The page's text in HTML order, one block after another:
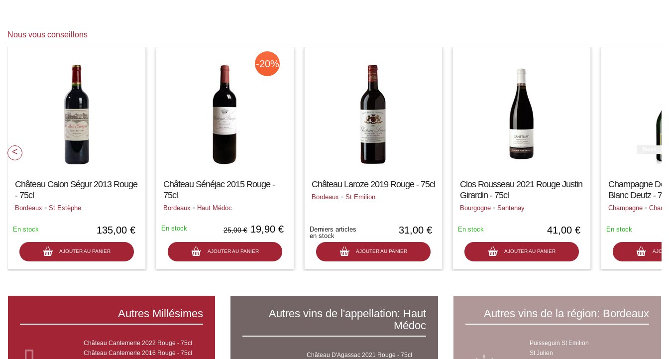
Nous vous conseillons
Château Calon Ségur 2013 Rouge
- 75cl
Bordeaux - St Estèphe
135,00 €
AJOUTER AU PANIER
En stock
Château Sénéjac 2015 Rouge -
75cl
Bordeaux - Haut Médoc
25,00 € 19,90 €
AJOUTER AU PANIER
En stock
-20%
Château Laroze 2019 Rouge - 75cl
Bordeaux - St Emilion
31,00 €
AJOUTER AU PANIER
Derniers articles
en stock
Clos Rousseau 2021 Rouge Justin
Girardin - 75cl
Bourgogne - Santenay
41,00 €
AJOUTER AU PANIER
En stock
Champagne
Blanc Deutz -
Champagne -
En stock
Autres Millésimes
Château Cantemerle 2022 Rouge - 75cl
Château Cantemerle 2016 Rouge - 75cl
Autres vins de l'appellation: Haut
Médoc
Château D'Agassac 2021 Rouge - 75cl
Autres vins de la région: Bordeaux
Puisseguin St Emilion
St Julien